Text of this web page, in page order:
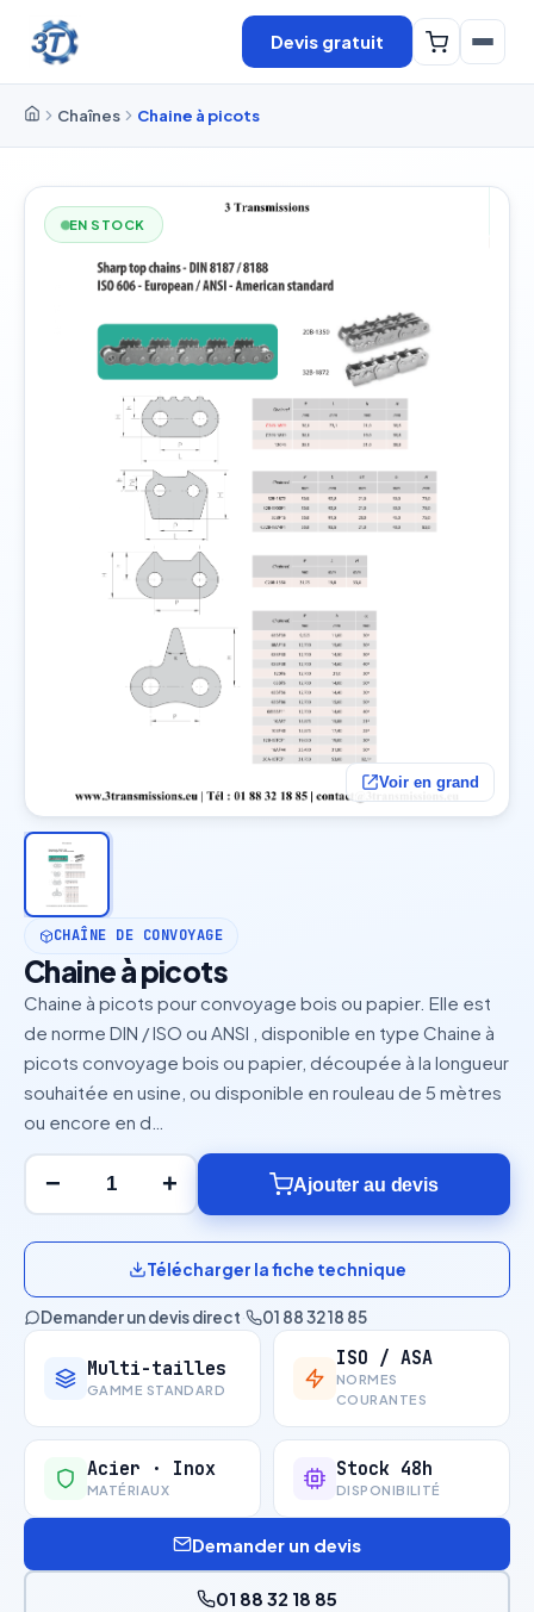
Devis gratuit
Chaînes Chaine à picots
EN STOCK
Voir en grand
CHAÎNE DE CONVOYAGE
Chaine à picots
Chaine à picots pour convoyage bois ou papier. Elle est
de norme DIN / ISO ou ANSI , disponible en type Chaine à
picots convoyage bois ou papier, découpée à la longueur
souhaitée en usine, ou disponible en rouleau de 5 mètres
ou encore en d…
− + Ajouter au devis
Télécharger la fiche technique
Demander un devis direct· 01 88 32 18 85
Multi-tailles
GAMME STANDARD
ISO / ASA
NORMES
COURANTES
Acier · Inox
MATÉRIAUX
Stock 48h
DISPONIBILITÉ
Demander un devis
01 88 32 18 85